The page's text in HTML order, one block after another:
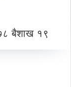
बैशाख १९